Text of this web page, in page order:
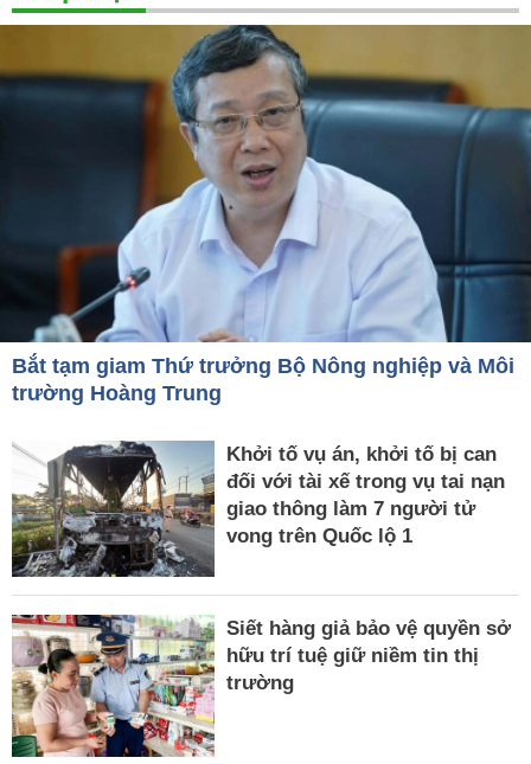
Bắt tạm giam Thứ trưởng Bộ Nông nghiệp và Môi
trường Hoàng Trung
Khởi tố vụ án, khởi tố bị can
đối với tài xế trong vụ tai nạn
giao thông làm 7 người tử
vong trên Quốc lộ 1
Siết hàng giả bảo vệ quyền sở
hữu trí tuệ giữ niềm tin thị
trường